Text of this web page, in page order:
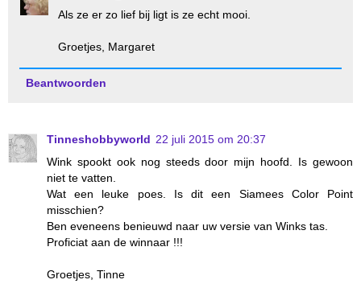
Als ze er zo lief bij ligt is ze echt mooi.
Groetjes, Margaret
Beantwoorden
Tinneshobbyworld 22 juli 2015 om 20:37
Wink spookt ook nog steeds door mijn hoofd. Is gewoon
niet te vatten.
Wat een leuke poes. Is dit een Siamees Color Point
misschien?
Ben eveneens benieuwd naar uw versie van Winks tas.
Proficiat aan de winnaar !!!
Groetjes, Tinne